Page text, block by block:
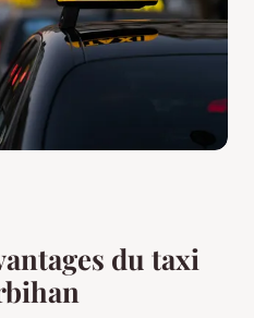
du taxi